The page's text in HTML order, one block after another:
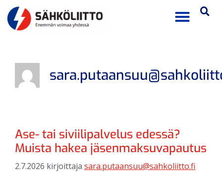
Ase- tai siviilipalvelus edessä?
Muista hakea jäsenmaksuvapautus
2.7.2026 kirjoittaja sara.putaansuu@sahkoliitto.fi